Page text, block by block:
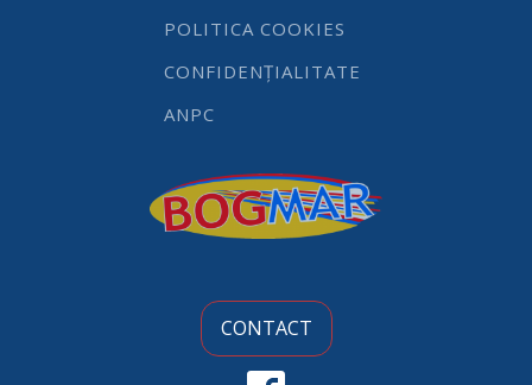
POLITICA COOKIES
CONFIDENȚIALITATE
ANPC
CONTACT